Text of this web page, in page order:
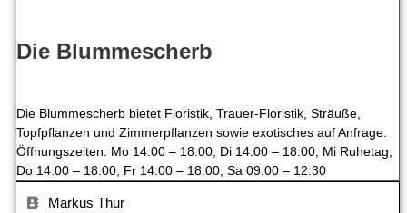
Die Blummescherb
Die Blummescherb bietet Floristik, Trauer-Floristik, Sträuße,
Topfpflanzen und Zimmerpflanzen sowie exotisches auf Anfrage.
Öffnungszeiten: Mo 14:00 – 18:00, Di 14:00 – 18:00, Mi Ruhetag,
Do 14:00 – 18:00, Fr 14:00 – 18:00, Sa 09:00 – 12:30
Markus Thur